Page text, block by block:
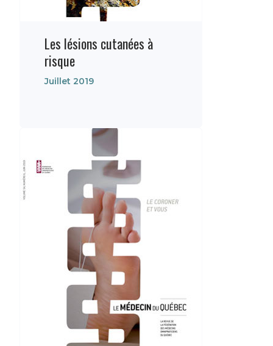
Les lésions cutanées à
risque
Juillet 2019